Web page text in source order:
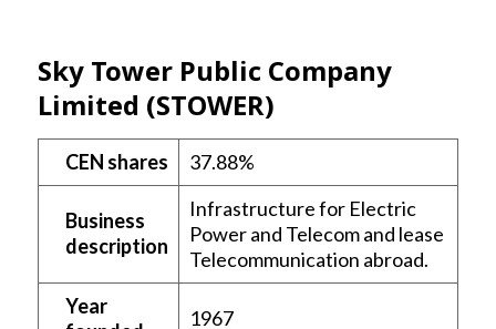
Sky Tower Public Company
Limited (STOWER)
CEN shares 37.88%
Business
description
Infrastructure for Electric
Power and Telecom and lease
Telecommunication abroad.
Year
1967